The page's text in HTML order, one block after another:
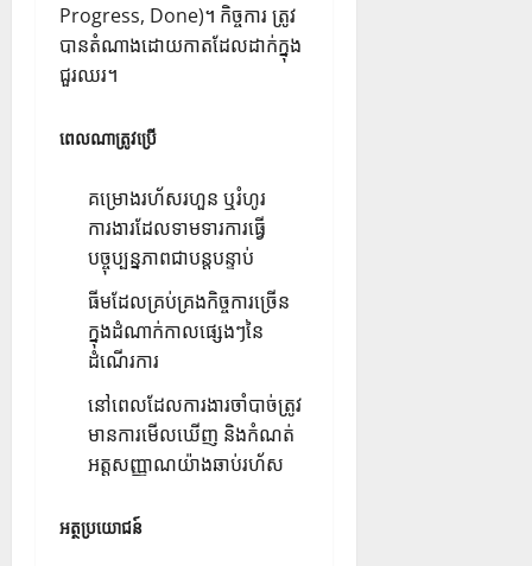
Progress, Done)។ កិច្ចការ ត្រូវ
បានតំណាងដោយកាតដែលដាក់ក្នុង
ជួរឈរ។
ពេលណាត្រូវប្រើ
គម្រោងរហ័សរហួន ឬរំហូរ
ការងារដែលទាមទារការធ្វើ
បច្ចុប្បន្នភាពជាបន្តបន្ទាប់
ធីមដែលគ្រប់គ្រងកិច្ចការច្រើន
ក្នុងដំណាក់កាលផ្សេងៗនៃ
ដំណើរការ
នៅពេលដែលការងារចាំបាច់ត្រូវ
មានការមើលឃើញ និងកំណត់
អត្តសញ្ញាណយ៉ាងឆាប់រហ័ស
អត្ថប្រយោជន៍